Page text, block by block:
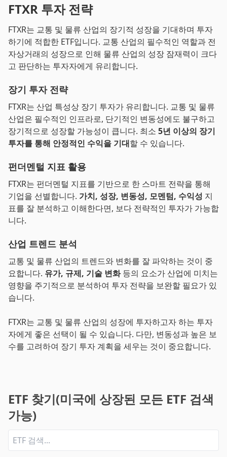
FTXR 투자 전략
FTXR는 교통 및 물류 산업의 장기적 성장을 기대하며 투자
하기에 적합한 ETF입니다. 교통 산업의 필수적인 역할과 전
자상거래의 성장으로 인해 물류 산업의 성장 잠재력이 크다
고 판단하는 투자자에게 유리합니다.
장기 투자 전략
FTXR는 산업 특성상 장기 투자가 유리합니다. 교통 및 물류
산업은 필수적인 인프라로, 단기적인 변동성에도 불구하고
장기적으로 성장할 가능성이 큽니다. 최소 5년 이상의 장기
투자를 통해 안정적인 수익을 기대할 수 있습니다.
펀더멘털 지표 활용
FTXR는 펀더멘털 지표를 기반으로 한 스마트 전략을 통해
기업을 선별합니다. 가치, 성장, 변동성, 모멘텀, 수익성 지
표를 잘 분석하고 이해한다면, 보다 전략적인 투자가 가능합
니다.
산업 트렌드 분석
교통 및 물류 산업의 트렌드와 변화를 잘 파악하는 것이 중
요합니다. 유가, 규제, 기술 변화등의 요소가 산업에 미치는
영향을 주기적으로 분석하여 투자 전략을 보완할 필요가 있
습니다.
FTXR는 교통 및 물류 산업의 성장에 투자하고자 하는 투자
자에게 좋은 선택이 될 수 있습니다. 다만, 변동성과 높은 보
수를 고려하여 장기 투자 계획을 세우는 것이 중요합니다.
ETF 찾기(미국에 상장된 모든 ETF 검색
가능)